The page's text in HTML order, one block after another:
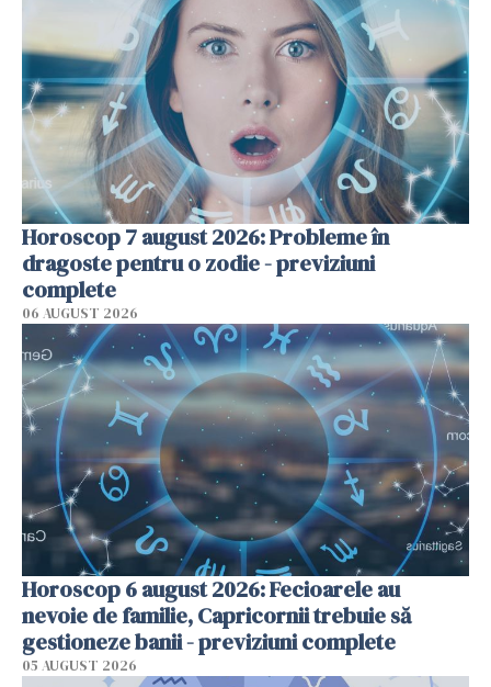
Horoscop 7 august 2026: Probleme în
dragoste pentru o zodie - previziuni
complete
06 AUGUST 2026
Horoscop 6 august 2026: Fecioarele au
nevoie de familie, Capricornii trebuie să
gestioneze banii - previziuni complete
05 AUGUST 2026